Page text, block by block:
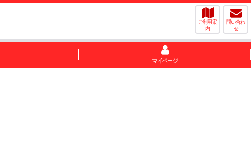
ご利用案
内
問い合わ
せ
マイページ